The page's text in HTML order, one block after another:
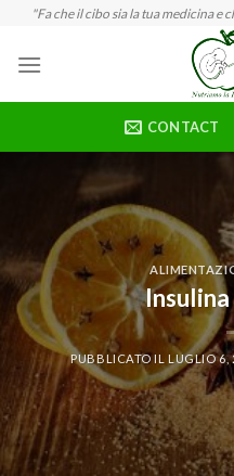
content
"Fa che il cibo sia la tua medicina e
CONTACT
PUBBLICATO ILLUGLIO 6,